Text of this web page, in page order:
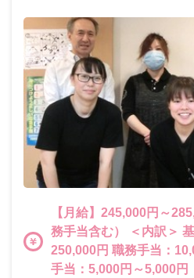
【月給】245,000円～
務手当含む） ＜内訳＞ 基本給：230,000円～
250,000円 職務手当：
手当：5,000円～5,000円